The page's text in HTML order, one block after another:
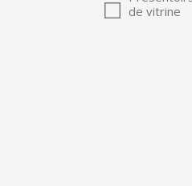
de vitrine